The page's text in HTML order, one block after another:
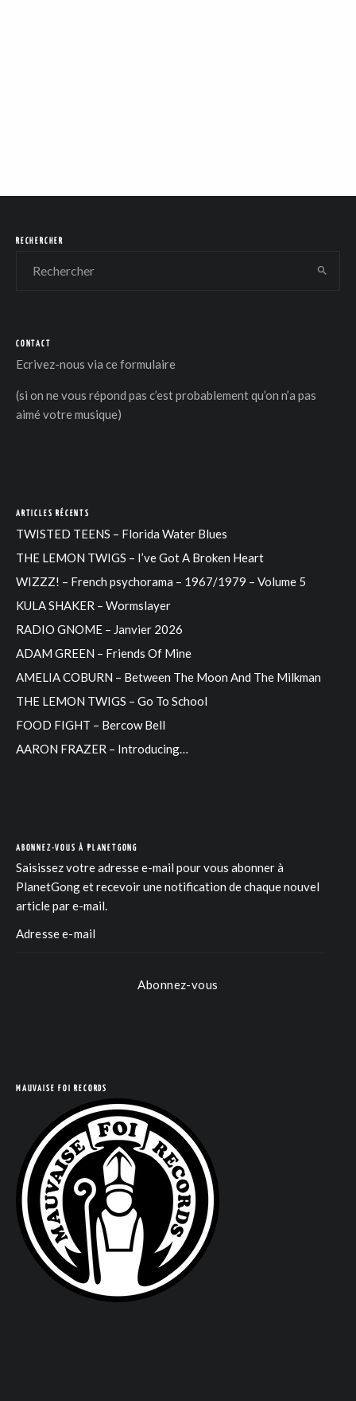
RECHERCHER
CONTACT
Ecrivez-nous via ce formulaire
(si on ne vous répond pas c’est probablement qu’on n’a pas
aimé votre musique)
ARTICLES RÉCENTS
TWISTED TEENS – Florida Water Blues
THE LEMON TWIGS – I’ve Got A Broken Heart
WIZZZ! – French psychorama – 1967/1979 – Volume 5
KULA SHAKER – Wormslayer
RADIO GNOME – Janvier 2026
ADAM GREEN – Friends Of Mine
AMELIA COBURN – Between The Moon And The Milkman
THE LEMON TWIGS – Go To School
FOOD FIGHT – Bercow Bell
AARON FRAZER – Introducing…
ABONNEZ-VOUS À PLANETGONG
Saisissez votre adresse e-mail pour vous abonner à
PlanetGong et recevoir une notification de chaque nouvel
article par e-mail.
Abonnez-vous
MAUVAISE FOI RECORDS